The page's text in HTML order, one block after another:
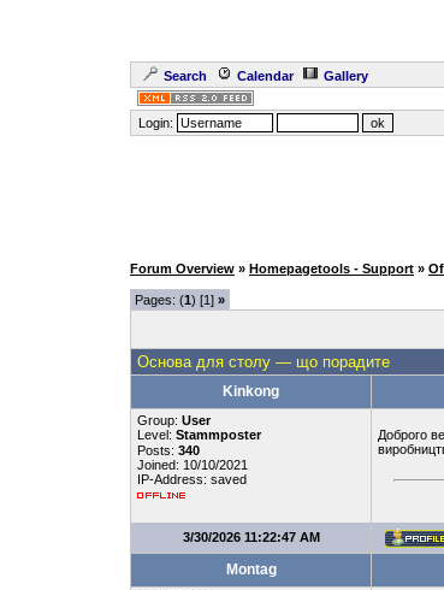
Search Calendar Gallery
Login:
Forum Overview » Homepagetools - Support »
Pages: (1) [1] »
Основа для столу — що порадите
Kinkong
Group: User
Level: Stammposter
Posts: 340
Joined: 10/10/2021
IP-Address: saved
Доброго
3/30/2026 11:22:47 AM
Montag